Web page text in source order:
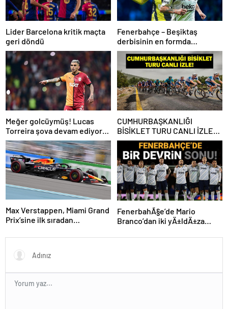
Lider Barcelona kritik maçta
geri döndü
Fenerbahçe – Beşiktaş
derbisinin en formda
ayakları: Anderson Talisca ve
Rafa Silva
Meğer golcüymüş! Lucas
Torreira şova devam ediyor…
CUMHURBAŞKANLIĞI
BİSİKLET TURU CANLI İZLE:
Cumhurbaşkanlığı Bisiklet
Yarışı Hangi Kanalda? İşte
İzmir Bisiklet Yarışı Bilgileri…
Max Verstappen, Miami Grand
Prix’sine ilk sıradan
FenerbahÃ§e’de Mario
Branco’dan iki yÄ±ldÄ±za
sezon yoksunuz”